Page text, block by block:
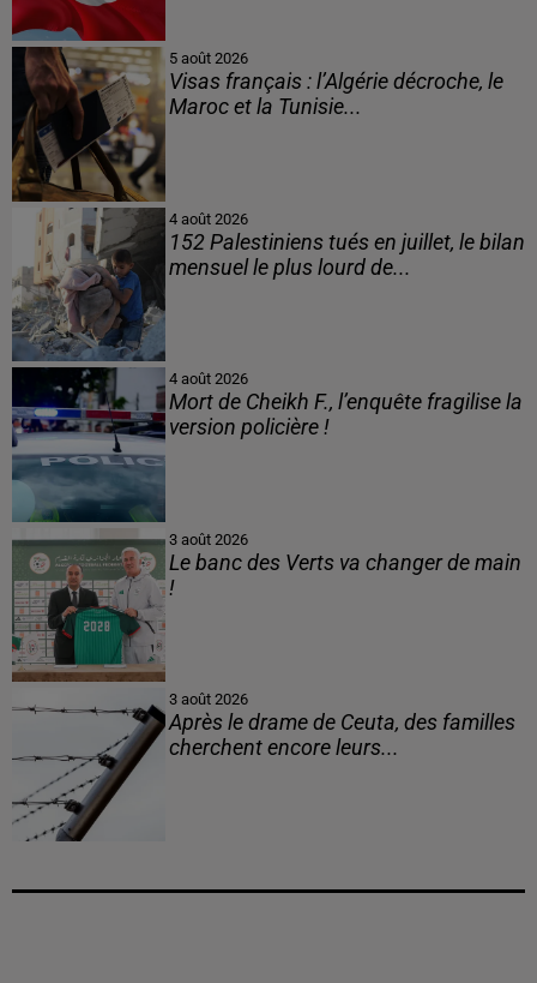
5 août 2026
Visas français : l’Algérie décroche, le
Maroc et la Tunisie...
4 août 2026
152 Palestiniens tués en juillet, le bilan
mensuel le plus lourd de...
4 août 2026
Mort de Cheikh F., l’enquête fragilise la
version policière !
3 août 2026
Le banc des Verts va changer de main
!
3 août 2026
Après le drame de Ceuta, des familles
cherchent encore leurs...